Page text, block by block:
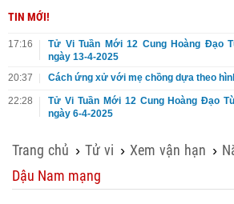
TIN MỚI!
17:16
Tử Vi Tuần Mới 12 Cung Hoàng Đạo
ngày 13-4-2025
20:37
Cách ứng xử với mẹ chồng dựa theo
22:28
Tử Vi Tuần Mới 12 Cung Hoàng Đạo
ngày 6-4-2025
Trang chủ › Tử vi › Xem vận hạn ›
Dậu Nam mạng